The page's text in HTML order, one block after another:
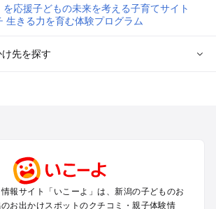
先を探す
ールお出かけ
室のプールお出かけ
十日町・松之山・津南のプールお出かけ
報サイト「いこーよ」は、新潟の子どものお
お出かけスポットのクチコミ・親子体験情